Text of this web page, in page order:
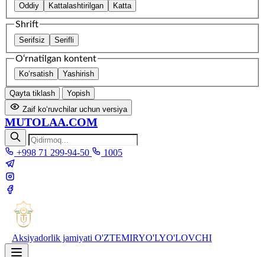
Oddiy Kattalashtirilgan Katta
Shrift
Serifsiz Serifli
O‘rnatilgan kontent
Ko‘rsatish Yashirish
Qayta tiklash
Yopish
Zaif ko‘ruvchilar uchun versiya
MUTOLAA.COM
+998 71 299-94-50 1005
Aksiyadorlik jamiyati O'ZTEMIRYO'LYO'LOVCHI